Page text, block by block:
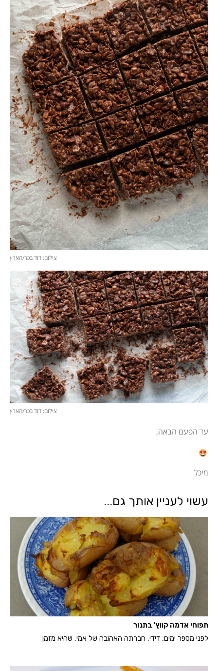
צילום: דוד בכר/הארץ
צילום: דוד בכר/הארץ
עד הפעם הבאה,
מיכל
עשוי לעניין אותך גם...
תפוחי אדמה קווץ' בתנור
לפני מספר ימים, דידי, חברתה האהובה של אמי, שהיא מזמן